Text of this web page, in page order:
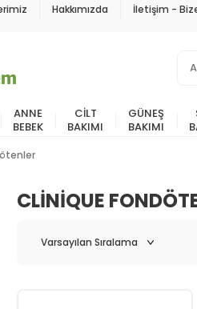
Hakkımızda İletişim -
ANNE
BEBEK
CILT
BAKIMI
GÜNEŞ
BAKIMI
CLINIQUE